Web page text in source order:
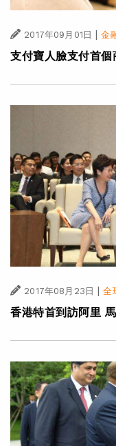
2017年09月01日 | 金
支付寶人臉支付首
2017年08月23日 | 全
香港特首到訪阿里